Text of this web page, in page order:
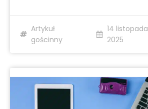
Artykuł
gościnny
14 listopada
2025